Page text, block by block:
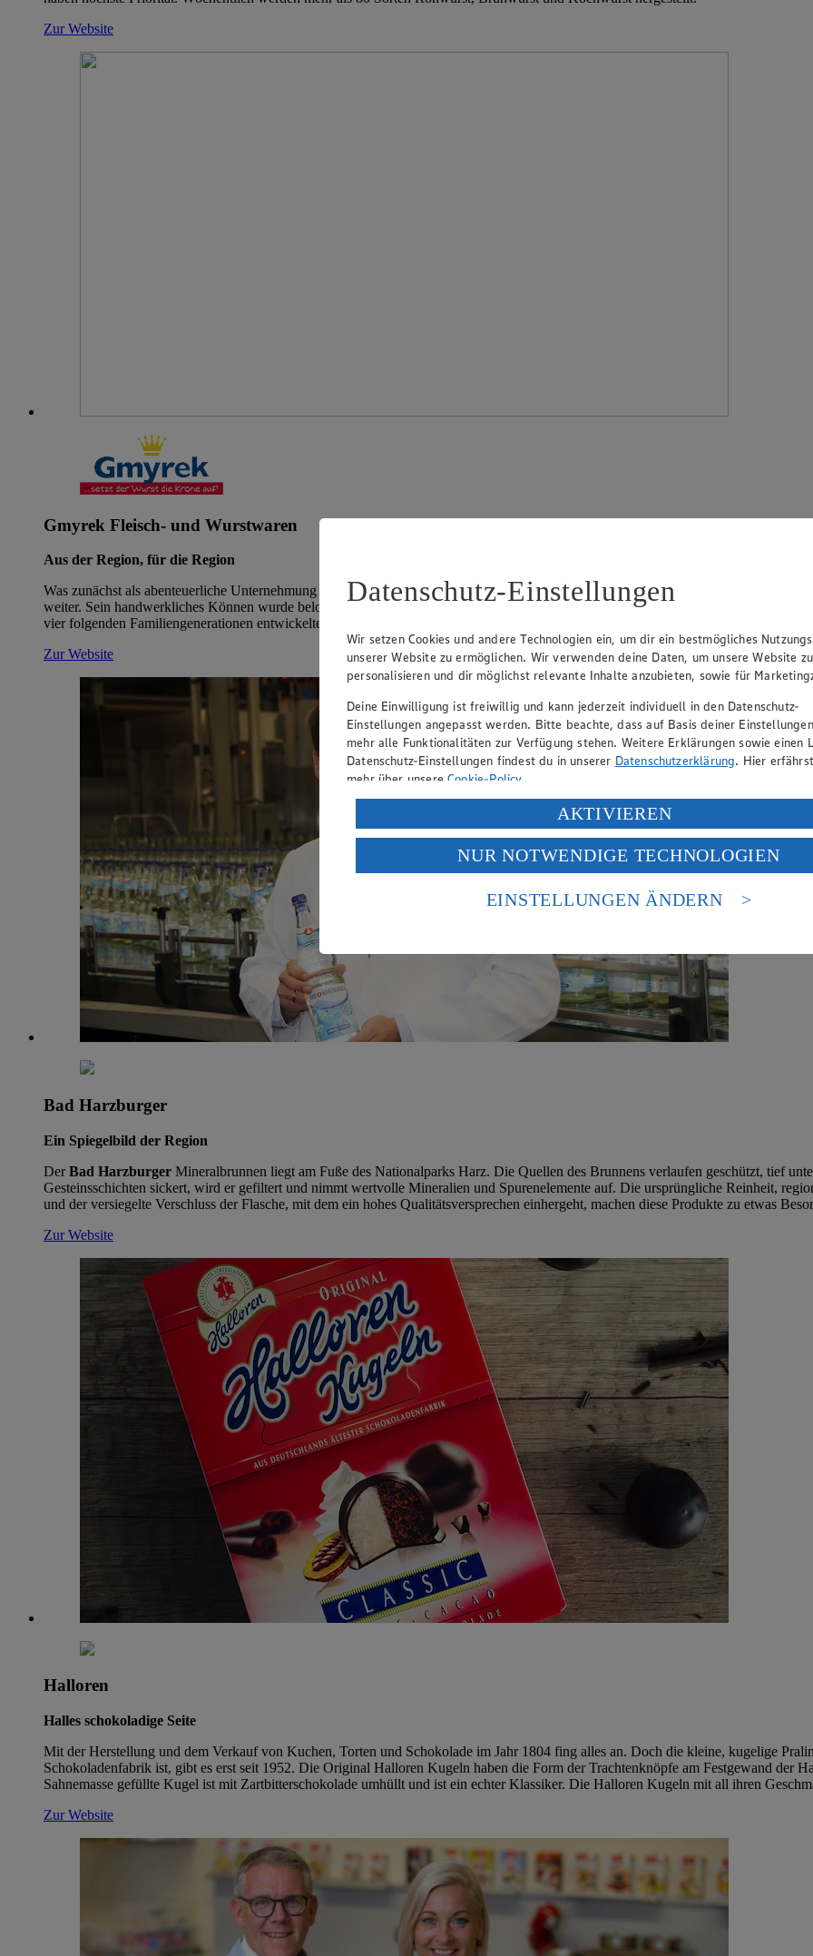
Zur Website
Gmyrek Fleisch- und Wurstwaren
Aus der Region, für die Region
Was zunächst als abenteuerliche Unternehmung für Metzgermeister KarlGmyrek in einem gepachteten Kellerraum begann,
weiter. Sein handwerkliches Können wurde belohnt, die Qualität der schlesischen Wurst sprach sich herum, so dass die ersten
vier folgenden Familiengenerationen entwickelte sich der Handwerksbetrieb zu einem leistungsstarken Partner des
Zur Website
Bad Harzburger
Ein Spiegelbild der Region
DerBad Harzburger Mineralbrunnen liegt am Fuße des Nationalparks Harz. Die Quellen des Brunnens verlaufen geschützt, tief
Gesteinsschichten sickert, wird er gefiltert und nimmt wertvolle Mineralien und Spurenelemente auf. Die ursprüngliche Reinheit,
und der versiegelte Verschluss der Flasche, mit dem ein hohes Qualitätsversprechen einhergeht, machen diese Produkte zu etwas
Zur Website
Halloren
Halles schokoladige Seite
Mit der Herstellung und dem Verkauf von Kuchen, Torten und Schokolade im Jahr 1804 fing alles an. Doch die kleine, kugelige
Schokoladenfabrik ist, gibt es erst seit 1952. Die Original Halloren Kugeln haben die Form der Trachtenknöpfe am Festgewand der
Sahnemasse gefüllte Kugel ist mit Zartbitterschokolade umhüllt und ist ein echter Klassiker. Die Halloren Kugeln mit all ihren
Zur Website
Datenschutz-Einstellungen
Wir setzen Cookies und andere Technologien ein, um dir ein bestmögliches
unserer Website zu ermöglichen. Wir verwenden deine Daten, um unsere Website zu
personalisieren und dir möglichst relevante Inhalte anzubieten, sowie für
Deine Einwilligung ist freiwillig und kann jederzeit individuell in den Datenschutz-
Einstellungen angepasst werden. Bitte beachte, dass auf Basis deiner
mehr alle Funktionalitäten zur Verfügung stehen. Weitere Erklärungen sowie einen
Datenschutz-Einstellungen findest du in unserer Datenschutzerklärung. Hier
mehr über unsereCookie-Policy.
Verarbeitung deiner personenbezogenen Daten in den USA durch Facebook und
Wenn du auf „Aktivieren“ klickst, willigst du im Sinne des Art. 49 Abs. 1 Satz 1 lit.
ein, dass deine Daten in den USA verarbeitet werden. Der EuGH sieht die USA als
einem nach europäischen Standards nicht angemessenen Datenschutzniveau an. Es
Risiko eines Zugriffs durch US-amerikanische Behörden.
AKTIVIEREN
NUR NOTWENDIGE TECHNOLOGIEN
EINSTELLUNGEN ÄNDERN